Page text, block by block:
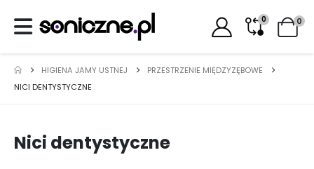
0 0
HIGIENA JAMY USTNEJ
PRZESTRZENIE MIĘDZYZĘBOWE
NICI DENTYSTYCZNE
Nici dentystyczne